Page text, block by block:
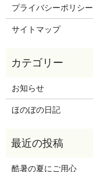
プライバシーポリシー
サイトマップ
お知らせ
ほのぼの日記
酷暑の夏にご用心